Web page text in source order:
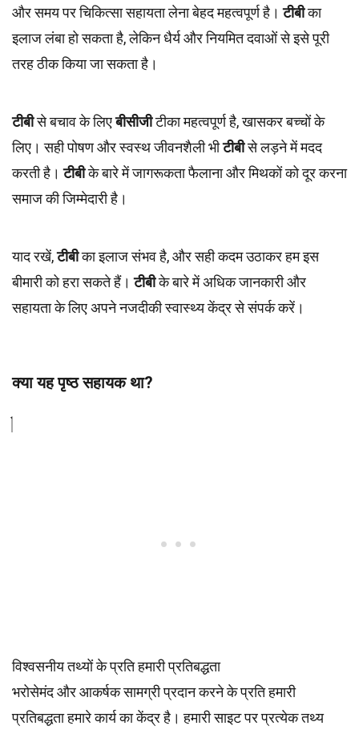
और समय पर चिकित्सा सहायता लेना बेहद महत्वपूर्ण है।टीबीका
इलाज लंबा हो सकता है, लेकिन धैर्य और नियमित दवाओं से इसे पूरी
तरह ठीक किया जा सकता है।
टीबीसे बचाव के लिएबीसीजीटीका महत्वपूर्ण है, खासकर बच्चों के
लिए। सही पोषण और स्वस्थ जीवनशैली भीटीबीसे लड़ने में मदद
करती है।टीबीके बारे में जागरूकता फैलाना और मिथकों को दूर करना
समाज की जिम्मेदारी है।
याद रखें,टीबीका इलाज संभव है, और सही कदम उठाकर हम इस
बीमारी को हरा सकते हैं।टीबीके बारे में अधिक जानकारी और
सहायता के लिए अपने नजदीकी स्वास्थ्य केंद्र से संपर्क करें।
क्या यह पृष्ठ सहायक था?
विश्वसनीय तथ्यों के प्रति हमारी प्रतिबद्धता
भरोसेमंद और आकर्षक सामग्री प्रदान करने के प्रति हमारी
प्रतिबद्धता हमारे कार्य का केंद्र है। हमारी साइट पर प्रत्येक तथ्य